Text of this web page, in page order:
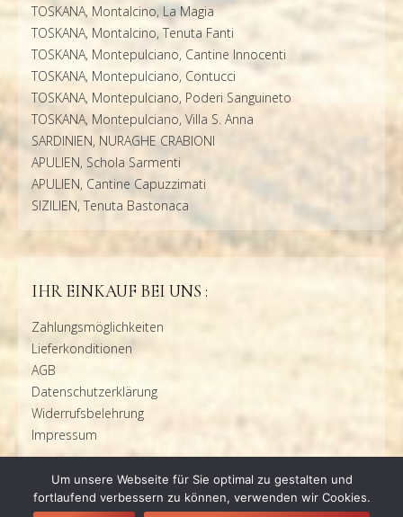
TOSKANA, Montalcino, La Magia
TOSKANA, Montalcino, Tenuta Fanti
TOSKANA, Montepulciano, Cantine Innocenti
TOSKANA, Montepulciano, Contucci
TOSKANA, Montepulciano, Poderi Sanguineto
TOSKANA, Montepulciano, Villa S. Anna
SARDINIEN, NURAGHE CRABIONI
APULIEN, Schola Sarmenti
APULIEN, Cantine Capuzzimati
SIZILIEN, Tenuta Bastonaca
IHR EINKAUF BEI UNS :
Zahlungsmöglichkeiten
Lieferkonditionen
AGB
Datenschutzerklärung
Widerrufsbelehrung
Impressum
Um unsere Webseite für Sie optimal zu gestalten und
fortlaufend verbessern zu können, verwenden wir Cookies.